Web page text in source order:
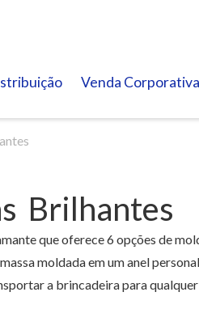
Venda Corporativa
Brilhantes
que oferece 6 opções de
moldada em um anel
a brincadeira para